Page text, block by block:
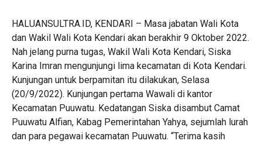
HALUANSULTRA.ID, KENDARI – Masa jabatan Wali Kota
dan Wakil Wali Kota Kendari akan berakhir 9 Oktober 2022.
Nah jelang purna tugas, Wakil Wali Kota Kendari, Siska
Karina Imran mengunjungi lima kecamatan di Kota Kendari.
Kunjungan untuk berpamitan itu dilakukan, Selasa
(20/9/2022). Kunjungan pertama Wawali di kantor
Kecamatan Puuwatu. Kedatangan Siska disambut Camat
Puuwatu Alfian, Kabag Pemerintahan Yahya, sejumlah lurah
dan para pegawai kecamatan Puuwatu. “Terima kasih